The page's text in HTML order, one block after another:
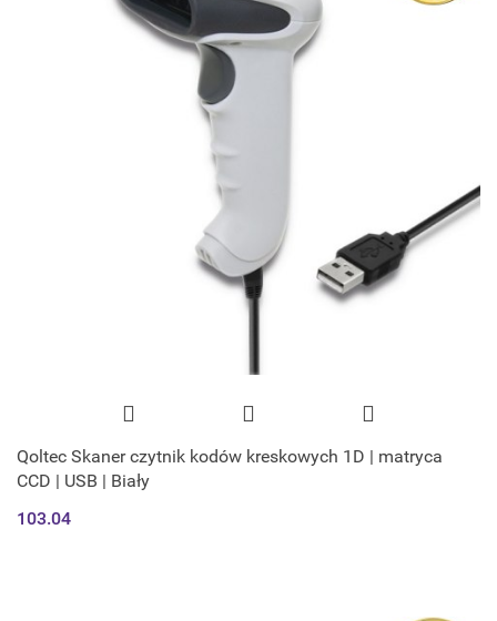
Qoltec Skaner czytnik kodów kreskowych 1D | matryca
CCD | USB | Biały
103.04